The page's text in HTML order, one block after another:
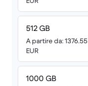
512 GB
A partire da: 1376.55
EUR
1000 GB